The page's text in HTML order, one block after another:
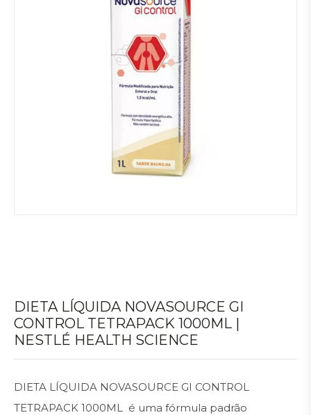
DIETA LÍQUIDA NOVASOURCE GI
CONTROL TETRAPACK 1000ML |
NESTLÉ HEALTH SCIENCE
DIETA LÍQUIDA NOVASOURCE GI CONTROL
TETRAPACK 1000ML é uma fórmula padrão